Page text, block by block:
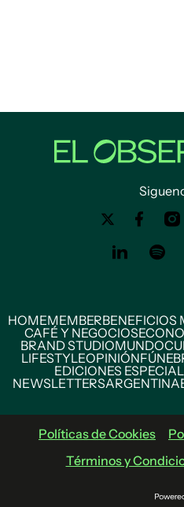
HOMEMEMBERBENEFICIOS
CAFÉ Y NEGOCIOS
BRAND STUDIOMUNDO
LIFESTYLEOPINIÓN
EDICIONES
NEWSLETTERSARGENTINA
Políticas de Cookies
Términos y